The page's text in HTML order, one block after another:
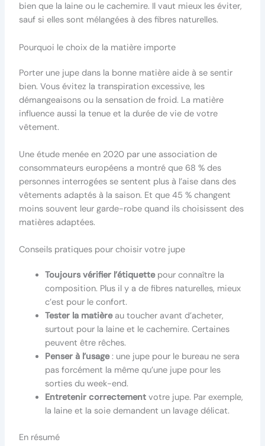
bien que la laine ou le cachemire. Il vaut mieux les éviter,
sauf si elles sont mélangées à des fibres naturelles.
Pourquoi le choix de la matière importe
Porter une jupe dans la bonne matière aide à se sentir
bien. Vous évitez la transpiration excessive, les
démangeaisons ou la sensation de froid. La matière
influence aussi la tenue et la durée de vie de votre
vêtement.
Une étude menée en 2020 par une association de
consommateurs européens a montré que 68 % des
personnes interrogées se sentent plus à l’aise dans des
vêtements adaptés à la saison. Et que 45 % changent
moins souvent leur garde-robe quand ils choisissent des
matières adaptées.
Conseils pratiques pour choisir votre jupe
Toujours vérifier l’étiquettepour connaître la
composition. Plus il y a de fibres naturelles, mieux
c’est pour le confort.
Tester la matièreau toucher avant d’acheter,
surtout pour la laine et le cachemire. Certaines
peuvent être rêches.
Penser à l’usage: une jupe pour le bureau ne sera
pas forcément la même qu’une jupe pour les
sorties du week-end.
Entretenir correctementvotre jupe. Par exemple,
la laine et la soie demandent un lavage délicat.
En résumé